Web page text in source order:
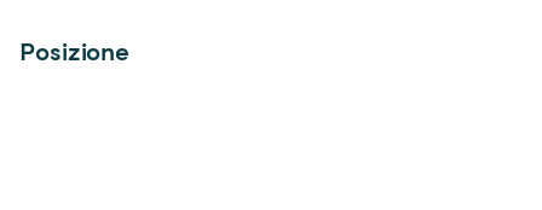
Posizione